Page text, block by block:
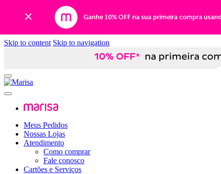
Ganhe 10% OFF na sua primeira compra
Skip to content Skip to navigation
Meus Pedidos
Nossas Lojas
Atendimento
Como comprar
Fale conosco
Cartões e Serviços